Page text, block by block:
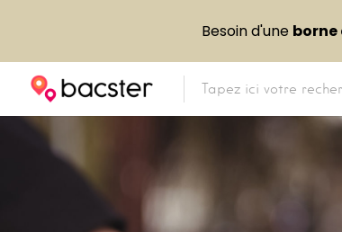
Besoin d'une borne